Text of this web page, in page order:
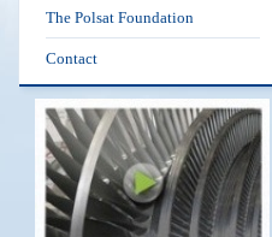
The Polsat Foundation
Contact